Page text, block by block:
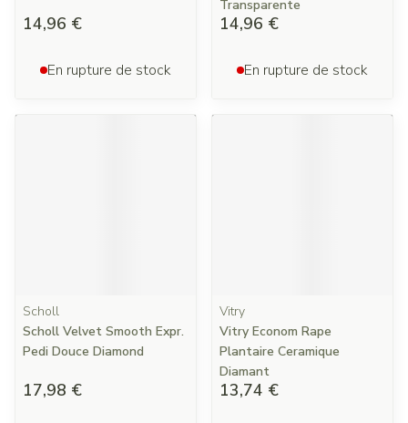
14,96 €
En rupture de stock
Transparente
14,96 €
En rupture de stock
Scholl
Scholl Velvet Smooth Expr.
Pedi Douce Diamond
17,98 €
Vitry
Vitry Econom Rape
Plantaire Ceramique
Diamant
13,74 €